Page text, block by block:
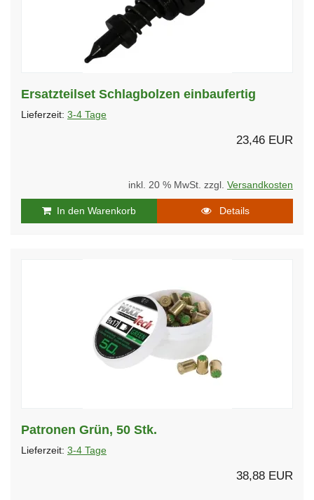
Ersatzteilset Schlagbolzen einbaufertig
Lieferzeit: 3-4 Tage
23,46 EUR
inkl. 20 % MwSt. zzgl. Versandkosten
In den Warenkorb Details
Patronen Grün, 50 Stk.
Lieferzeit: 3-4 Tage
38,88 EUR